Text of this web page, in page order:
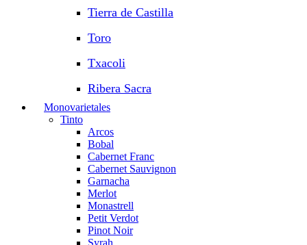
Tierra de Castilla
Toro
Txacoli
Ribera Sacra
Monovarietales
Tinto
Arcos
Bobal
Cabernet Franc
Cabernet Sauvignon
Garnacha
Merlot
Monastrell
Petit Verdot
Pinot Noir
Syrah